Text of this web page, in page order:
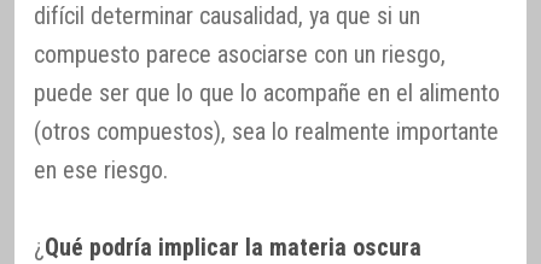
difícil determinar causalidad, ya que si un
compuesto parece asociarse con un riesgo,
puede ser que lo que lo acompañe en el alimento
(otros compuestos), sea lo realmente importante
en ese riesgo.
¿ Qué podría implicar la materia oscura